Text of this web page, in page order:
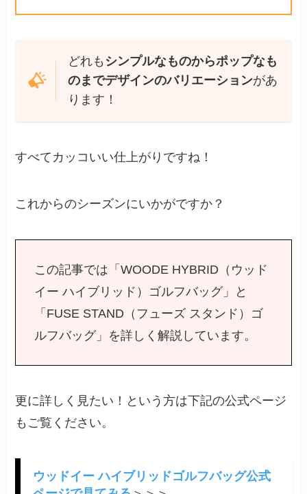
どれも シンプルなものからポップなも
のまでデザインのバリエーションがあ
ります！
すべてカッコいい仕上がりですね！
これからのシーズンにいかがですか？
この記事では「WOODE HYBRID（ウッド
イー ハイブリッド）ゴルフバッグ」と
「FUSE STAND（フューズ スタンド）ゴ
ルフバッグ」を詳しく解説しています。
更に詳しく見たい！という方は下記の公式ページ
もご覧ください。
ウッドイー ハイブリッドゴルフバッグ公式